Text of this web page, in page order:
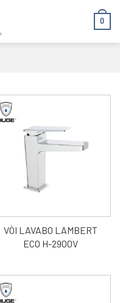
0
VÒI LAVABO LAMBERT
ECO H-2900V